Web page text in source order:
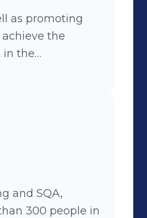
as promoting
the
in the
of each client
and SQA,
300 people in